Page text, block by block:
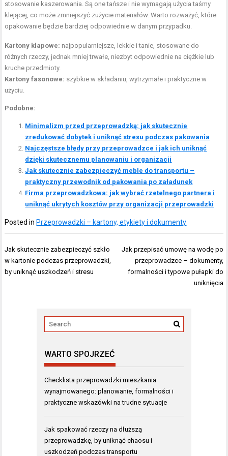
stosowanie kaszerowania. Są one tańsze i nie wymagają użycia taśmy
klejącej, co może zmniejszyć zużycie materiałów. Warto rozważyć, które
opakowanie będzie bardziej odpowiednie w danym przypadku.
Kartony klapowe: najpopularniejsze, lekkie i tanie, stosowane do
różnych rzeczy, jednak mniej trwałe, niezbyt odpowiednie na ciężkie lub
kruche przedmioty.
Kartony fasonowe: szybkie w składaniu, wytrzymałe i praktyczne w
użyciu.
Podobne:
Minimalizm przed przeprowadzką: jak skutecznie
zredukować dobytek i uniknąć stresu podczas pakowania
Najczęstsze błędy przy przeprowadzce i jak ich uniknąć
dzięki skutecznemu planowaniu i organizacji
Jak skutecznie zabezpieczyć meble do transportu –
praktyczny przewodnik od pakowania po załadunek
Firma przeprowadzkowa: jak wybrać rzetelnego partnera i
uniknąć ukrytych kosztów przy organizacji przeprowadzki
Posted in Przeprowadzki – kartony, etykiety i dokumenty
Nawigacja
wpisu
Jak skutecznie zabezpieczyć szkło
w kartonie podczas przeprowadzki,
by uniknąć uszkodzeń i stresu
Jak przepisać umowę na wodę po
przeprowadzce – dokumenty,
formalności i typowe pułapki do
uniknięcia
WARTO SPOJRZEĆ
Checklista przeprowadzki mieszkania
wynajmowanego: planowanie, formalności i
praktyczne wskazówki na trudne sytuacje
Jak spakować rzeczy na dłuższą
przeprowadzkę, by uniknąć chaosu i
uszkodzeń podczas transportu